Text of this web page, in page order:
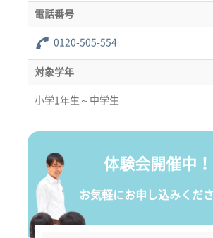
電話番号
0120-505-554
対象学年
小学1年生～中学生
体験会開催中！
お気軽にお申し込みくだ